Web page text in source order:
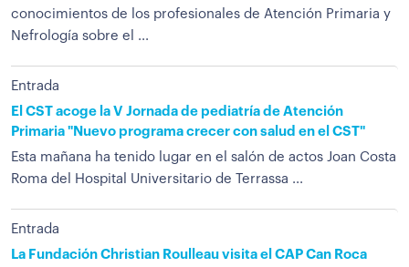
conocimientos de los profesionales de Atención Primaria y
Nefrología sobre el ...
Entrada
El CST acoge la V Jornada de pediatría de Atención
Primaria "Nuevo programa crecer con salud en el CST"
Esta mañana ha tenido lugar en el salón de actos Joan Costa
Roma del Hospital Universitario de Terrassa ...
Entrada
La Fundación Christian Roulleau visita el CAP Can Roca